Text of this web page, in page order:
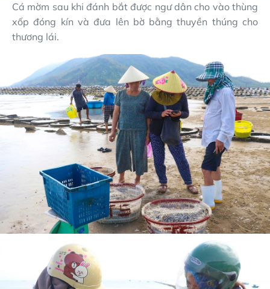
Cá mờm sau khi đánh bắt được ngư dân cho vào thùng
xốp đóng kín và đưa lên bờ bằng thuyền thúng cho
thương lái.